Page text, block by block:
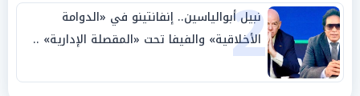
2
نبيل أبوالياسين.. إنفانتينو في «الدوامة
الأخلاقية» والفيفا تحت «المقصلة الإدارية» ..
«عبادة العرش وجنازة المصداقية»